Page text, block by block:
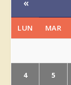
«
LUN MAR
4 5